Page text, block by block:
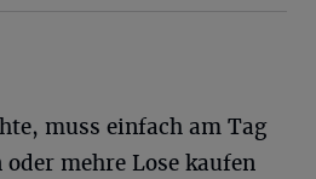
muss einfach am Tag
oder mehre Lose kaufen